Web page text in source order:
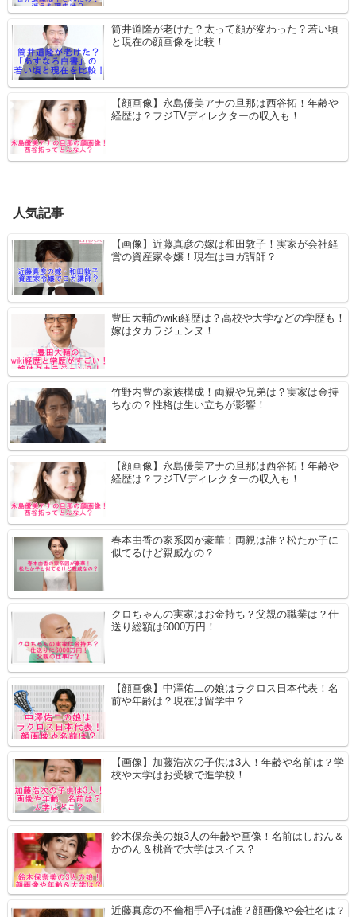
筒井道隆が老けた？太って顔が変わった？若い頃
と現在の顔画像を比較！
【顔画像】永島優美アナの旦那は西谷拓！年齢や
経歴は？フジTVディレクターの収入も！
人気記事
【画像】近藤真彦の嫁は和田敦子！実家が会社経
営の資産家令嬢！現在はヨガ講師？
豊田大輔のwiki経歴は？高校や大学などの学歴も！
嫁はタカラジェンヌ！
竹野内豊の家族構成！両親や兄弟は？実家は金持
ちなの？性格は生い立ちが影響！
【顔画像】永島優美アナの旦那は西谷拓！年齢や
経歴は？フジTVディレクターの収入も！
春本由香の家系図が豪華！両親は誰？松たか子に
似てるけど親戚なの？
クロちゃんの実家はお金持ち？父親の職業は？仕
送り総額は6000万円！
【顔画像】中澤佑二の娘はラクロス日本代表！名
前や年齢は？現在は留学中？
【画像】加藤浩次の子供は3人！年齢や名前は？学
校や大学はお受験で進学校！
鈴木保奈美の娘3人の年齢や画像！名前はしおん＆
かのん＆桃音で大学はスイス？
近藤真彦の不倫相手A子は誰？顔画像や会社名は？